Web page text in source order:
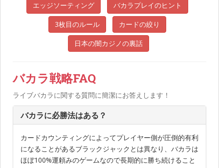
エッジソーティング バカラプレイのヒント
3枚目のルール カードの絞り
日本の闇カジノの裏話
バカラ戦略FAQ
ライブバカラに関する質問に簡潔にお答えします！
バカラに必勝法はある？
カードカウンティングによってプレイヤー側が圧倒的有利
になることがあるブラックジャックとは異なり、バカラは
ほぼ100%運頼みのゲームなので長期的に勝ち続けること